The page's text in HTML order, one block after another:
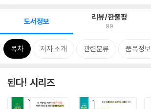
도서정보 리뷰/한줄평
99
목차 저자 소개 관련분류 품목정보
된다! 시리즈